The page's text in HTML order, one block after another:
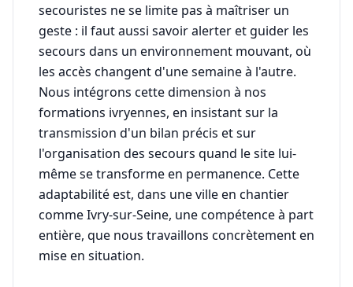
secouristes ne se limite pas à maîtriser un
geste : il faut aussi savoir alerter et guider les
secours dans un environnement mouvant, où
les accès changent d'une semaine à l'autre.
Nous intégrons cette dimension à nos
formations ivryennes, en insistant sur la
transmission d'un bilan précis et sur
l'organisation des secours quand le site lui-
même se transforme en permanence. Cette
adaptabilité est, dans une ville en chantier
comme Ivry-sur-Seine, une compétence à part
entière, que nous travaillons concrètement en
mise en situation.